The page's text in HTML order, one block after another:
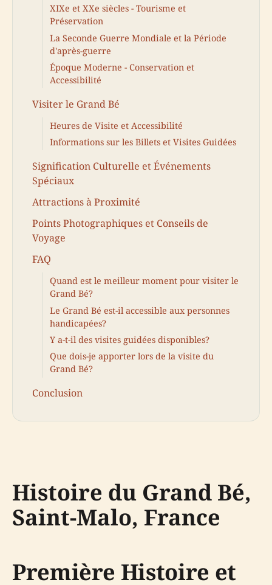
XIXe et XXe siècles - Tourisme et
Préservation
La Seconde Guerre Mondiale et la Période
d'après-guerre
Époque Moderne - Conservation et
Accessibilité
Visiter le Grand Bé
Heures de Visite et Accessibilité
Informations sur les Billets et Visites Guidées
Signification Culturelle et Événements
Spéciaux
Attractions à Proximité
Points Photographiques et Conseils de
Voyage
FAQ
Quand est le meilleur moment pour visiter le
Grand Bé?
Le Grand Bé est-il accessible aux personnes
handicapées?
Y a-t-il des visites guidées disponibles?
Que dois-je apporter lors de la visite du
Grand Bé?
Conclusion
Histoire du Grand Bé,
Saint-Malo, France
Première Histoire et